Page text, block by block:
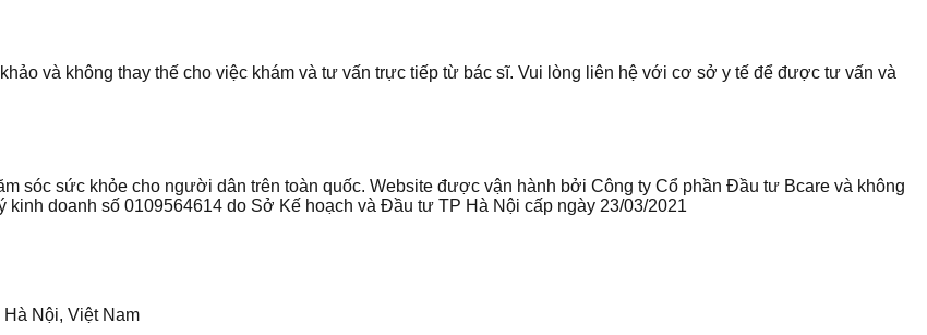
và không thay thế cho việc khám và tư vấn trực tiếp từ bác sĩ. Vui lòng liên hệ với cơ sở y tế để được tư vấn và
sóc sức khỏe cho người dân trên toàn quốc. Website được vận hành bởi Công ty Cổ phần Đầu tư Bcare và không
doanh số 0109564614 do Sở Kế hoạch và Đầu tư TP Hà Nội cấp ngày 23/03/2021
Nội, Việt Nam